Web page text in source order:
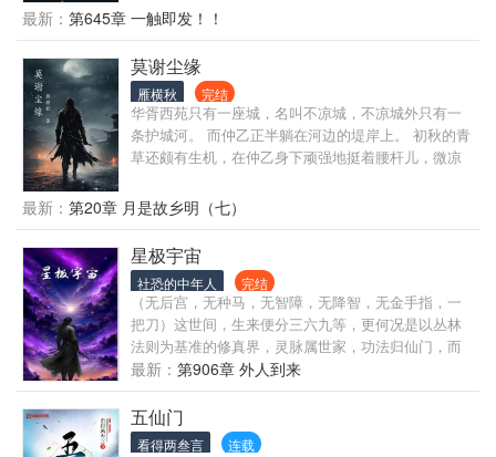
儿的出现，打破这一宁静！ 紧接而来便是邀月与十二
星相！ 林平之的投靠！ 斩首田伯光！ 抓捕六大门
派！ …… 一系列的抓捕之后，苏逸已然站立于武学的
巅峰。 战李淳罡，败王仙芝！ 屠帝释天，灭尹仲……
慕容复：“苏逸，我和你无冤无仇，为何要抓捕我？！”
宋青书：“不！芷若喜欢的是我……” 乔峰：“苏逸不愧
是神捕啊！” 李淳罡：“我自称剑神？和苏逸一比，真
是自惭形秽！” 帝释天：“我活了这么多年，为什么连
面前，啥也不是……” …… 邀月：“真没想到啊！苏逸
如此之帅，还这么能打！” 黄蓉：“我给苏逸当捕快，
这波不亏！” 怜星：“苏逸，你别只宠着姐姐啊！” 绾
绾：“要知道，苏逸第一个解毒的是我！” 祝玉妍，惊
鲵，王语嫣，赵敏，周芷若，小龙女等等：“……”
最新： 第645章 一触即发！！
莫谢尘缘
雁横秋 完结
华胥西苑只有一座城，名叫不凉城，不凉城外只有一
条护城河。 而仲乙正半躺在河边的堤岸上。 初秋的青
草还颇有生机，在仲乙身下顽强地挺着腰杆儿，微凉
起了河水的瓣瓣涟漪，火红的夕阳在一望无际的平原
尽头还留了半个身子，将天上的缕缕浮云染得通红，
就像邻家丫头羞红的脸颊。 仲乙从立春之后就一直囿
于一个问题，都说天将降大任于斯人也，那老天给他
的大任又是什么？是去做一个惩恶扬善的侠客，还是
去做一个无恶不作的凶徒，他是该去寻一个名门正派
拜师学艺，还是去找一伙绿林强盗拉帮结派。 但在这
个清风习习的秋日，仲乙终于有了答案，他吐掉了嘴
里叼着的狗尾巴草，起身拍了拍屁股，背对着不凉
在出去看看之前，他要先给自己想一个名字。 毕竟无
论是扬名立万的大侠还是臭名昭着的恶人，总要先有
最新： 第20章 月是故乡明（七）
星极宇宙
社恐的中年人 完结
（无后宫，无种马，无智障，无降智，无金手指，一
把刀）这世间，生来便分三六九等，更何况是以丛林
法则为基准的修真界，灵脉属世家，功法归仙门，而
蝼蚁...只配当蝼蚁。 一切皆为活着！！！ 在这血腥的
修真界主角生来靠着不屈的意志，诚邀诸君携手成
长，共同进步，望有朝一日，刀斩苍穹，苍穹祭刀，
斩出属于你我的传奇。
最新： 第906章 外人到来
五仙门
看得两叁言 连载